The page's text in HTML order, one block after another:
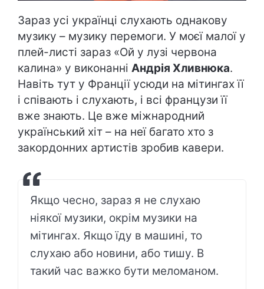
Зараз усі українці слухають однакову
музику – музику перемоги. У моєї малої у
плей-листі зараз «Ой у лузі червона
калина» у виконанні Андрія Хливнюка.
Навіть тут у Франції усюди на мітингах її
і співають і слухають, і всі французи її
вже знають. Це вже міжнародний
український хіт – на неї багато хто з
закордонних артистів зробив кавери.
Якщо чесно, зараз я не слухаю
ніякої музики, окрім музики на
мітингах. Якщо їду в машині, то
слухаю або новини, або тишу. В
такий час важко бути меломаном.